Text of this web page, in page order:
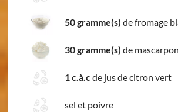
50 gramme(s) de fromage
30 gramme(s) de
1 c.à.cde jus de citron vert
sel et poivre